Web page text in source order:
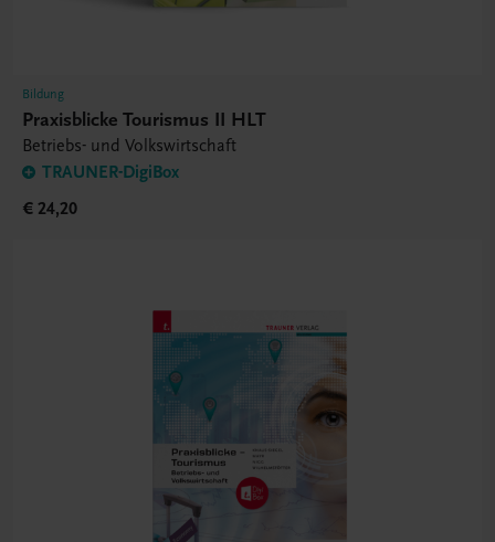
Bildung
Praxisblicke Tourismus II HLT
Betriebs- und Volkswirtschaft
TRAUNER-DigiBox
€ 24,20